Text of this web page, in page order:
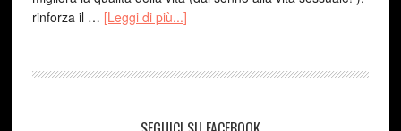
rinforza il … [Leggi di più...]